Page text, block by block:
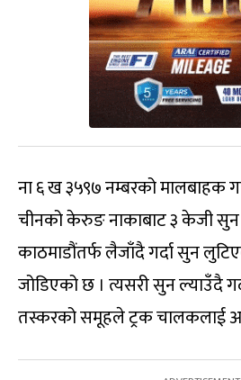
ना ६ ख ३५९७ नम्बरको मालबाहक
चीनको केरुङ नाकाबाट ३ केजी
काठमाडौंतर्फ लैजाँदै गर्दा सुन
जोडिएको छ । त्यसरी सुन ल्याउँदै
तस्करको समूहले ट्रक चालकलाई